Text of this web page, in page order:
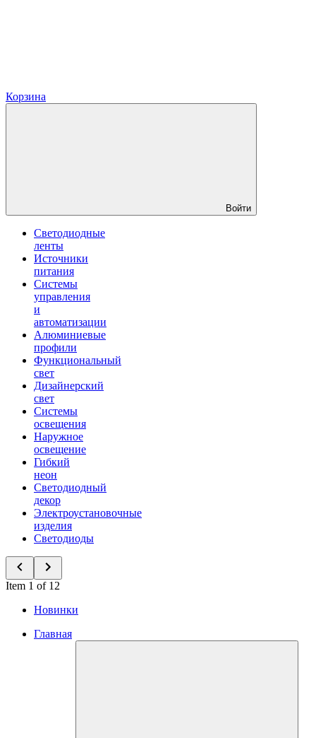
Корзина
Войти
Светодиодные
ленты
Источники
питания
Системы
управления
и
автоматизации
Алюминиевые
профили
Функциональный
свет
Дизайнерский
свет
Системы
освещения
Наружное
освещение
Гибкий
неон
Светодиодный
декор
Электроустановочные
изделия
Светодиоды
Item 1 of 12
Новинки
Главная